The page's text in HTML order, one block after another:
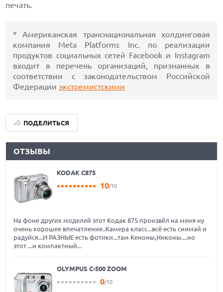
печать.
* Американская транснациональная холдинговая
компания Meta Platforms Inc. по реализации
продуктов социальных сетей Facebook и Instagram
входит в перечень организаций, признанных в
соответствии с законодательством Российской
Федерацииэкстремистскими
ПОДЕЛИТЬСЯ
ОТЗЫВЫ
KODAK C875
10/10
На фоне других моделей этот Кодак 875 произвёл на меня ну
очень хорошее впечатление..Камера класс...всё есть снимай и
радуйся...И РАЗНЫЕ есть фотики...там Кеноны,Никоны....но
этот ...и компактный...
OLYMPUS C-500 ZOOM
0/10